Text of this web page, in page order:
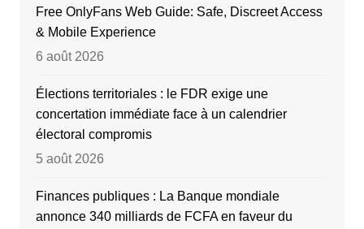
Free OnlyFans Web Guide: Safe, Discreet Access
& Mobile Experience
6 août 2026
Élections territoriales : le FDR exige une
concertation immédiate face à un calendrier
électoral compromis
5 août 2026
Finances publiques : La Banque mondiale
annonce 340 milliards de FCFA en faveur du